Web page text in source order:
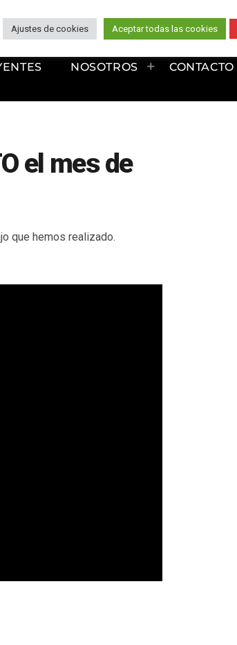
NOSOTROS CONTACTO
el mes de
que hemos realizado.
Ajustes de cookies Aceptar todas las cookies